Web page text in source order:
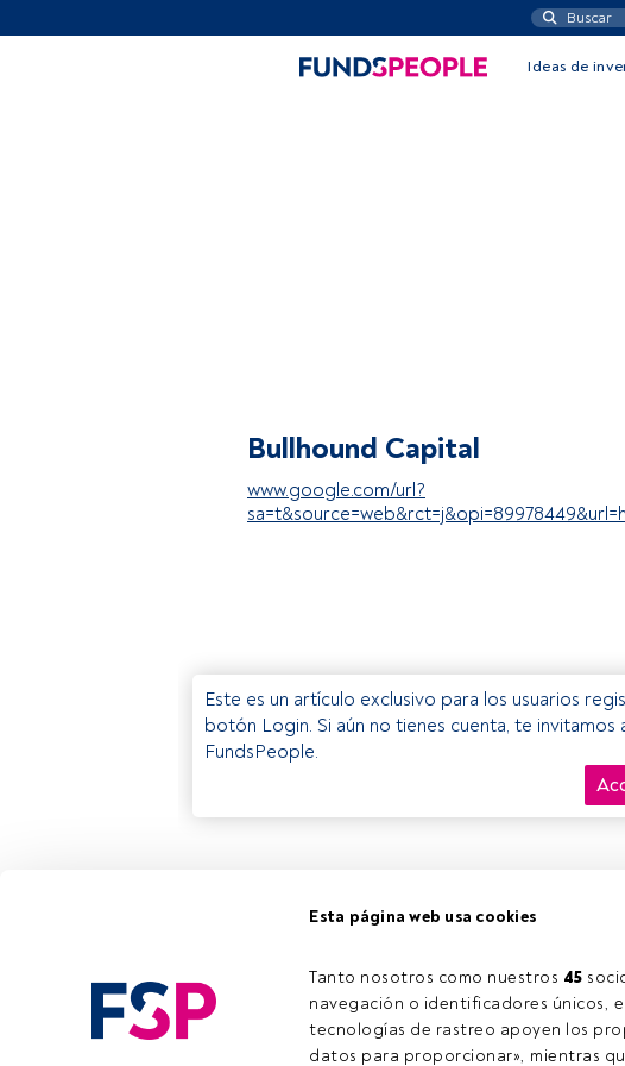
Esta página web usa cookies
Tanto nosotros como nuestros 45
navegación o identificadores únicos,
tecnologías de rastreo apoyen los
datos para proporcionar», mientras
Ideas de
Bullhound Capital
www.google.com/url?
Este es un artículo exclusivo para los usuarios
botón Login. Si aún no tienes cuenta, te
FundsPeople.